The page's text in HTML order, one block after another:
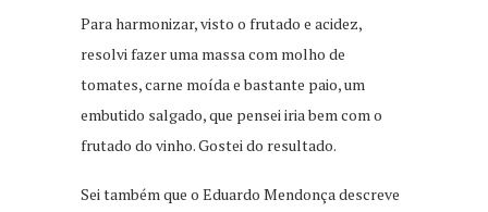
Para harmonizar, visto o frutado e acidez,
resolvi fazer uma massa com molho de
tomates, carne moída e bastante paio, um
embutido salgado, que pensei iria bem com o
frutado do vinho. Gostei do resultado.
Sei também que o Eduardo Mendonça descreve